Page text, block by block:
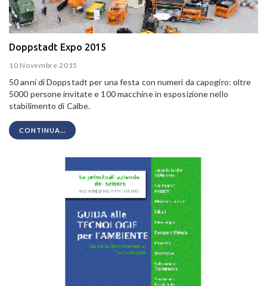
Doppstadt Expo 2015
10 Novembre 2015
50 anni di Doppstadt per una festa con numeri da capogiro: oltre
5000 persone invitate e 100 macchine in esposizione nello
stabilimento di Calbe.
CONTINUA...